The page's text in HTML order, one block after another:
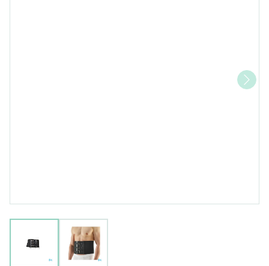
View larger imageView larger image